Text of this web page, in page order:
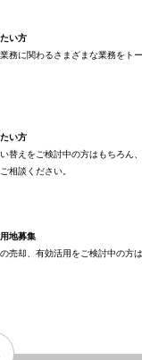
い方
務に関わるさまざまな業務をト
い方
替えをご検討中の方はもちろん
相談ください。
地募集
売却、有効活用をご検討中の方